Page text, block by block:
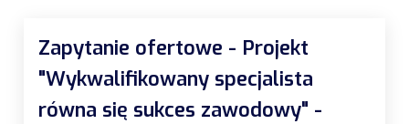
Zapytanie ofertowe - Projekt
"Wykwalifikowany specjalista
równa się sukces zawodowy" -